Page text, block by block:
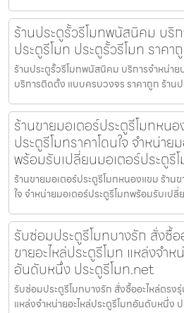
ร้านประตูรั้วรีโมทพนัสนิคม บริ
ประตูรีโมท ประตูรั้วรีโมท ราคา
ร้านประตูรั้วรีโมทพนัสนิคม บริการจำหน่าย
บริการติดตั้ง แบบครบวงจร ราคาถูก ร้าน
ร้านขายมอเตอร์ประตูรีโมทหน
ประตูรีโมทราคาโดนใจ จำหน่าย
พร้อมรับเปลี่ยนมอเตอร์ประตูรี
ร้านขายมอเตอร์ประตูรีโมทหนองแขม ร้าน
ใจ จำหน่ายมอเตอร์ประตูรีโมทพร้อมรับเปลี่
รับซ่อมประตูรีโมทบางรัก สั่งซื้อ
ขายอะไหล่ประตูรีโมท แหล่งจำห
อันดับหนึ่ง ประตูรีโมท.net
รับซ่อมประตูรีโมทบางรัก สั่งซื้ออะไหล่ตรง
แหล่งจำหน่ายอะไหล่ประตูรีโมทอันดับหนึ่ง